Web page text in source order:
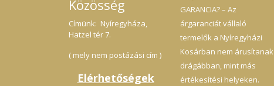
Közösség
Címünk: Nyíregyháza,
Hatzel tér 7.
( mely nem postázási cím )
Elérhetőségek
GARANCIA? – Az
árgaranciát vállaló
termelők a Nyíregyházi
Kosárban nem árusítanak
drágábban, mint más
értékesítési helyeken.